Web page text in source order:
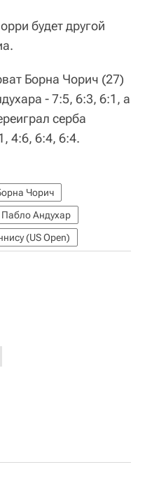
будет другой
Борна Чорич (27)
- 7:5, 6:3, 6:1, а
серба
4:6, 6:4, 6:4.
Чорич
Пабло Андухар
(US Open)